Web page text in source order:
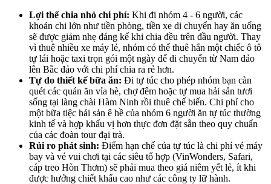
Lợi thế chia nhỏ chi phí: Khi đi nhóm 4 - 6 người, các
khoản chi lớn như tiền phòng, tiền xe di chuyển hay ăn uống
sẽ được giảm nhẹ đáng kể khi chia đều trên đầu người. Thay
vì thuê nhiều xe máy lẻ, nhóm có thể thuê hẳn một chiếc ô tô
tự lái hoặc taxi trọn gói một ngày để di chuyển từ Nam đảo
lên Bắc đảo với chi phí chia ra rẻ hơn.
Tự do thiết kế bữa ăn: Đi tự túc cho phép nhóm bạn càn
quét các quán ăn vỉa hè, chợ đêm hoặc tự mua hải sản tươi
sống tại làng chài Hàm Ninh rồi thuê chế biến. Chi phí cho
một bữa tiệc hải sản ê hề của nhóm 6 người ăn tự túc thường
kinh tế và hợp khẩu vị hơn thực đơn đặt sẵn theo quy chuẩn
của các đoàn tour đại trà.
Rủi ro phát sinh: Điểm hạn chế của tự túc là chi phí vé máy
bay và vé vui chơi tại các siêu tổ hợp (VinWonders, Safari,
cáp treo Hòn Thơm) sẽ phải mua theo giá niêm yết lẻ, ít khi
được hưởng chiết khấu cao như các công ty lữ hành.